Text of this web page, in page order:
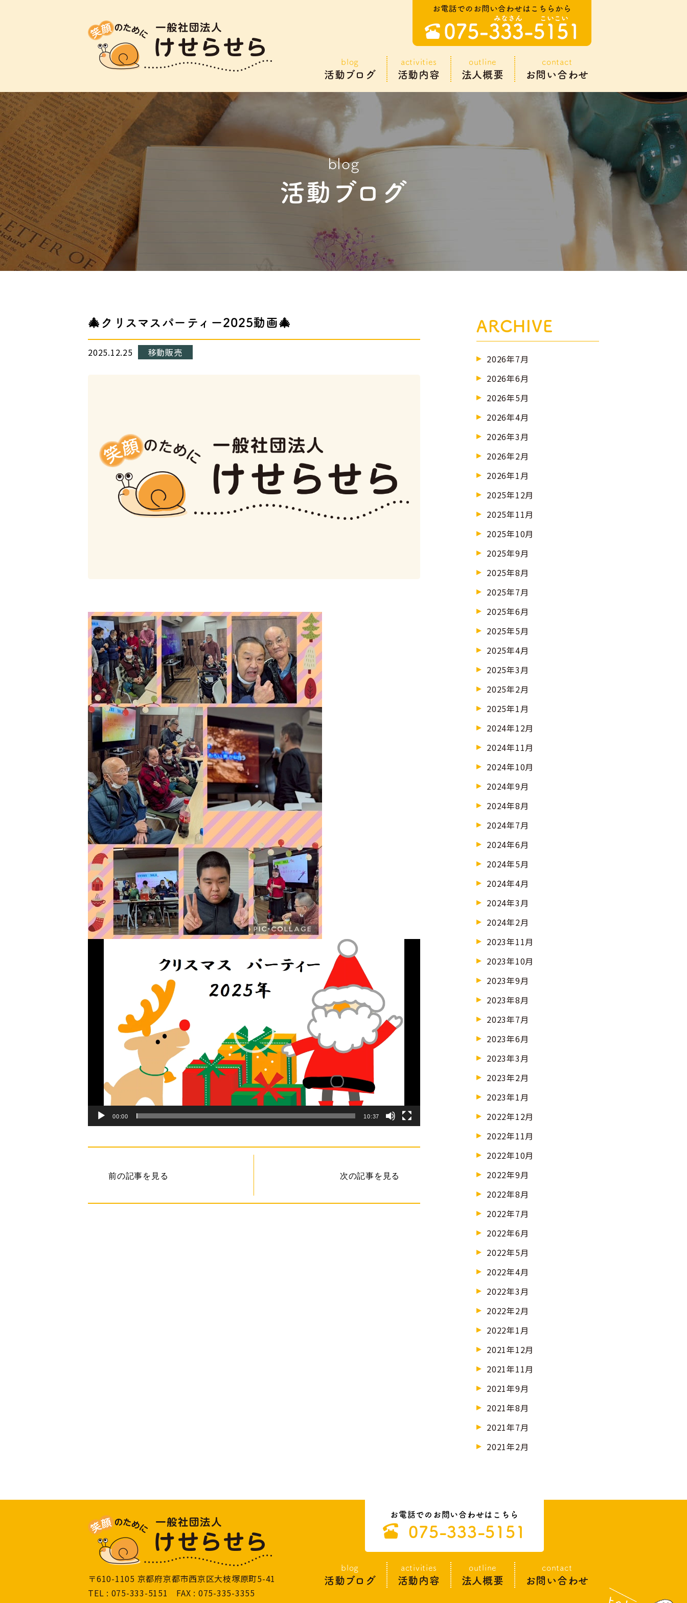
blog
活動ブログ
activities
活動内容
outline
法人概要
contact
お問い合わせ
blog
活動ブログ
🎄クリスマスパーティー2025動画🎄
2025.12.25 移動販売
00:00 10:37
前の記事を見る 次の記事を見る
ARCHIVE
2026年7月
2026年6月
2026年5月
2026年4月
2026年3月
2026年2月
2026年1月
2025年12月
2025年11月
2025年10月
2025年9月
2025年8月
2025年7月
2025年6月
2025年5月
2025年4月
2025年3月
2025年2月
2025年1月
2024年12月
2024年11月
2024年10月
2024年9月
2024年8月
2024年7月
2024年6月
2024年5月
2024年4月
2024年3月
2024年2月
2023年11月
2023年10月
2023年9月
2023年8月
2023年7月
2023年6月
2023年3月
2023年2月
2023年1月
2022年12月
2022年11月
2022年10月
2022年9月
2022年8月
2022年7月
2022年6月
2022年5月
2022年4月
2022年3月
2022年2月
2022年1月
2021年12月
2021年11月
2021年9月
2021年8月
2021年7月
2021年2月
お電話でのお問い合わせはこちら
075-333-5151
blog
活動ブログ
activities
活動内容
outline
法人概要
contact
お問い合わせ
〒610-1105 京都府京都市西京区大枝塚原町5-41
TEL : 075-333-5151 FAX : 075-335-3355